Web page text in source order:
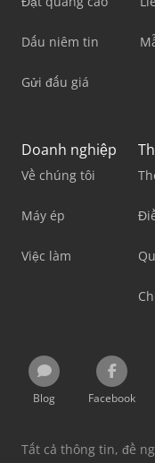
Dấu niêm tin
Gửi đấu giá
Doanh nghiệp
Về chúng tôi
Máy ép
Việc làm
Blog Facebook
Tất cả thông tin, đề